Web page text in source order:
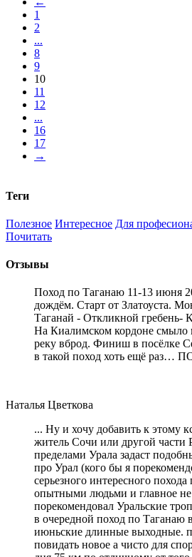
1
2
...
8
9
10
11
12
...
16
17
→
Теги
Полезное Интересное Для
Почитать
Отзывы
Поход по Таганаю 11-13 июня
дождём. Старт от Златоуста.
Таганай - Откликной гребень-
На Киалимском кордоне смыло
реку вброд. Финиш в посёлке
в такой поход хоть ещё раз…
Наталья Цветкова
... Ну и хочу добавить к этому
житель Сочи или другой части
пределами Урала задаст
про Урал (кого бы я
серьезного интересного
опытными людьми и главное не
порекомендовал Уральские
в очередной поход по Таганаю
июньские длинные выходные.
повидать новое а чисто для